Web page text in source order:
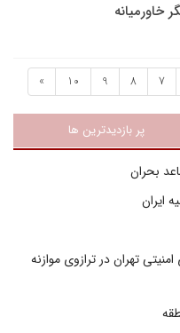
خاورمیانه
7
8
9
10
»
پر بازدیدترین ها
بحران
ایران
تهران در ترازوی موازنه